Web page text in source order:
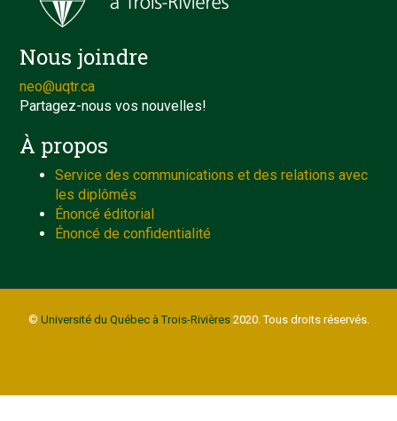
Nous joindre
neo@uqtr.ca
Partagez-nous vos nouvelles!
À propos
Service des communications et des relations avec
les diplômés
Énoncé éditorial
Énoncé de confidentialité
© Université du Québec à Trois-Rivières2020. Tous droits réservés.